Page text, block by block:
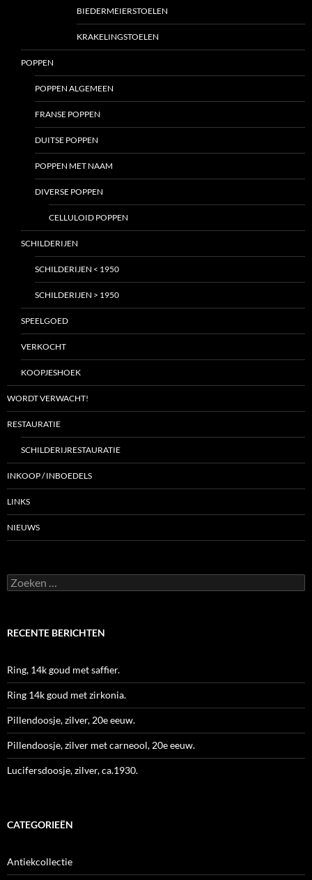
BIEDERMEIERSTOELEN
KRAKELINGSTOELEN
POPPEN
POPPEN ALGEMEEN
FRANSE POPPEN
DUITSE POPPEN
POPPEN MET NAAM
DIVERSE POPPEN
CELLULOID POPPEN
SCHILDERIJEN
SCHILDERIJEN < 1950
SCHILDERIJEN > 1950
SPEELGOED
VERKOCHT
KOOPJESHOEK
WORDT VERWACHT!
RESTAURATIE
SCHILDERIJRESTAURATIE
INKOOP / INBOEDELS
LINKS
NIEUWS
Zoeken
naar:
RECENTE BERICHTEN
Ring, 14k goud met saffier.
Ring 14k goud met zirkonia.
Pillendoosje, zilver, 20e eeuw.
Pillendoosje, zilver met carneool, 20e eeuw.
Lucifersdoosje, zilver, ca.1930.
CATEGORIEËN
Antiekcollectie